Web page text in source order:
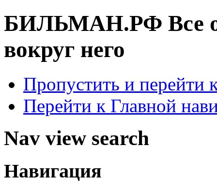
БИЛЬМАН.РФ Все
вокруг него
Пропустить и перейти
Перейти к Главной
Nav view search
Навигация